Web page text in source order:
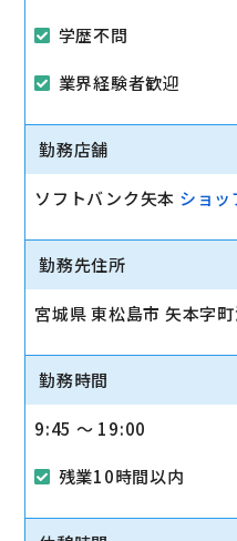
学歴不問
業界経験者歓迎
勤務店舗
ソフトバンク矢本 ショッ
勤務先住所
宮城県 東松島市 矢本字
勤務時間
9:45 〜 19:00
残業10時間以内